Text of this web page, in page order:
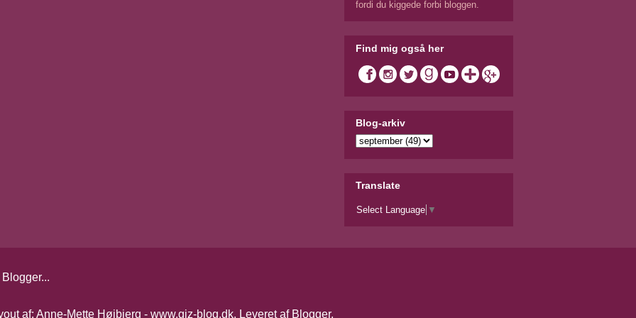
fordi du kiggede forbi bloggen.
Find mig også her
Blog-arkiv
Translate
Select Language ▼
af: Anne-Mette Højbjerg - www.giz-blog.dk. Leveret af Blogger.